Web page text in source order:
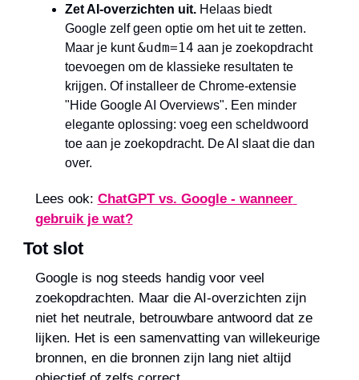
Zet AI-overzichten uit. Helaas biedt
Google zelf geen optie om het uit te zetten.
Maar je kunt &udm=14 aan je zoekopdracht
toevoegen om de klassieke resultaten te
krijgen. Of installeer de Chrome-extensie
"Hide Google AI Overviews". Een minder
elegante oplossing: voeg een scheldwoord
toe aan je zoekopdracht. De AI slaat die dan
over.
Lees ook: ChatGPT vs. Google - wanneer
gebruik je wat?
Tot slot
Google is nog steeds handig voor veel
zoekopdrachten. Maar die AI-overzichten zijn
niet het neutrale, betrouwbare antwoord dat ze
lijken. Het is een samenvatting van willekeurige
bronnen, en die bronnen zijn lang niet altijd